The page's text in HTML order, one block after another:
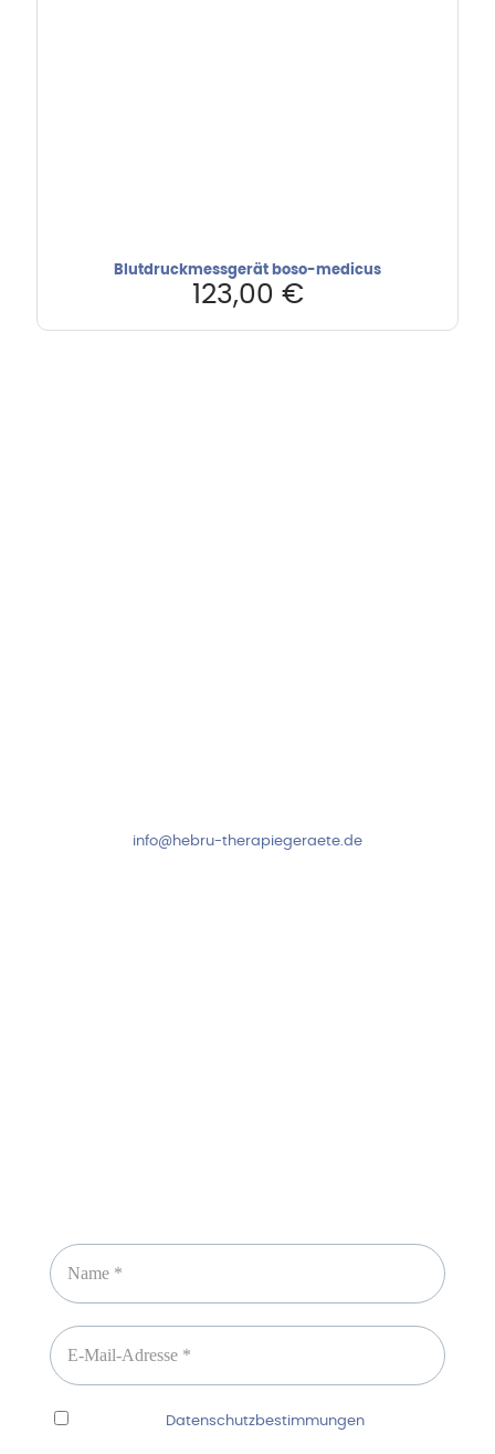
Blutdruckmessgerät boso-medicus
123,00 €
info@hebru-therapiegeraete.de
Datenschutzbestimmungen